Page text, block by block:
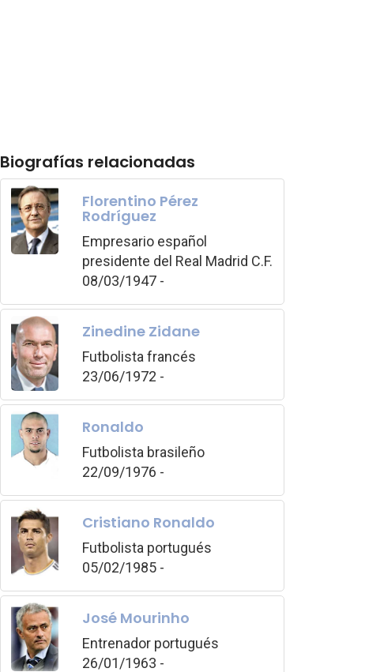
Biografías relacionadas
Florentino Pérez
Rodríguez
Empresario español
presidente del Real Madrid C.F.
08/03/1947 -
Zinedine Zidane
Futbolista francés
23/06/1972 -
Ronaldo
Futbolista brasileño
22/09/1976 -
Cristiano Ronaldo
Futbolista portugués
05/02/1985 -
José Mourinho
Entrenador portugués
26/01/1963 -